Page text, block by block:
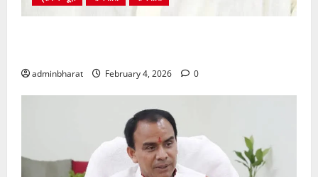
adminbharat February 4, 2026 0